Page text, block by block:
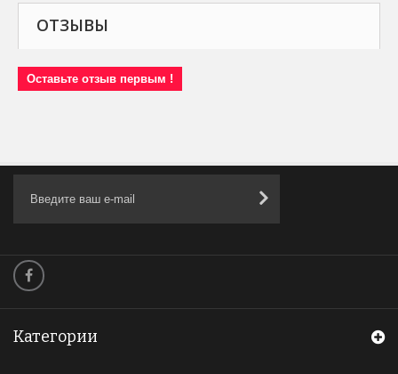
ОТЗЫВЫ
Оставьте отзыв первым !
Категории